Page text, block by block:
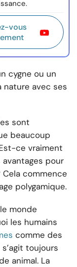
vous
cygne ou un
nature avec ses
sont
beaucoup
ce vraiment
pour
commence
polygamique.
monde
les humains
comme des
toujours
animal. La